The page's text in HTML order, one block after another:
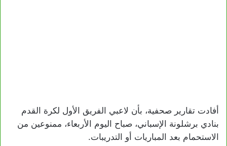
أفادت تقارير صحفية، بأن لاعبي الفريق الأول لكرة القدم
بنادي برشلونة الإسباني، صباح اليوم الأربعاء، ممنوعين من
الاستحمام بعد المباريات أو التدريبات.